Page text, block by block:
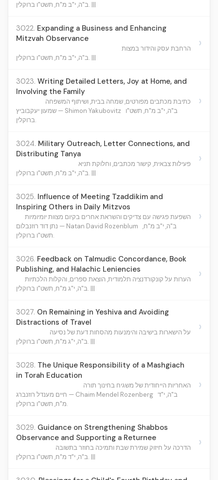
ב"ה, י"ב מ"ח, תשט"ו ברוקלין. |||
3022. Expanding a Business and Enhancing
Mitzvah Observance
הרחבת עסק והידור במצות
ב"ה, י"ב מ"ח, תשט"ו ברוקלין. |||
›
3023. Writing Detailed Letters, Joy at Home, and
Involving the Family
כתיבת מכתבים מפורטים, שמחה בבית, ושיתוף המשפחה
שמעון יעקבוביץ — Shimon Yakubovitz
ב"ה, י"ב מ"ח, תשט"ו
ברוקלין.
›
3024. Military Outreach, Letter Connections, and
Distributing Tanya
פעילות צבאית, קישור מכתבים, וחלוקת תניא
ב"ה, י"ב מ"ח, תשט"ו ברוקלין. |||
›
3025. Influence of Meeting Tzaddikim and
Inspiring Others in Daily Mitzvos
השפעת פגישה עם צדיקים והשראת אחרים בקיום מצוות יומיומיות
נתן דוד רוזנבלום — Natan David Rozenblum ב"ה, י"ב מ"ח,
תשט"ו ברוקלין.
›
3026. Feedback on Talmudic Concordance, Book
Publishing, and Halachic Leniencies
הערות על קונקורדנציה תלמודית, הוצאת ספרים, והקלות הלכתיות
ב"ה, י"ג מ"ח, תשט"ו ברוקלין. |||
›
3027. On Remaining in Yeshiva and Avoiding
Distractions of Travel
על הישארות בישיבה והימנעות מהסחות דעת של נסיעה
ב"ה, י"ג מ"ח, תשט"ו ברוקלין. |||
›
3028. The Unique Responsibility of a Mashgiach
in Torah Education
האחריות הייחודית של משגיח בחינוך תורה
חיים מענדל רוזנברג — Chaim Mendel Rozenberg ב"ה, י"ד
מ"ח, תשט"ו ברוקלין.
›
3029. Guidance on Strengthening Shabbos
Observance and Supporting a Returnee
הדרכה על חיזוק שמירת שבת ותמיכה בחוזר בתשובה
ב"ה, י"ד מ"ח, תשט"ו ברוקלין. |||
›